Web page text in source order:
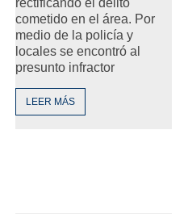
cometido en el área. Por
medio de la policía y
locales se encontró al
presunto infractor
LEER MÁS